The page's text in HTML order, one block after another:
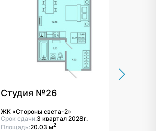
Студия №26
ЖК «Стороны света-2»
Срок сдачи:3 квартал 2028г.
Площадь:20.03 м2
ЖК